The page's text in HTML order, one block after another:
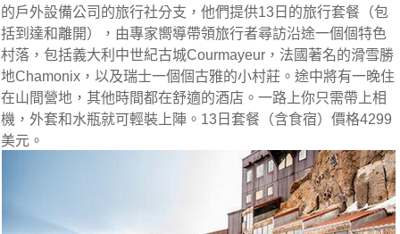
的戶外設備公司的旅行社分支，他們提供13日的旅行套餐（包
括到達和離開），由專家嚮導帶領旅行者尋訪沿途一個個特色
村落，包括義大利中世紀古城Courmayeur，法國著名的滑雪勝
地Chamonix，以及瑞士一個個古雅的小村莊。途中將有一晚住
在山間營地，其他時間都在舒適的酒店。一路上你只需帶上相
機，外套和水瓶就可輕裝上陣。13日套餐（含食宿）價格4299
美元。